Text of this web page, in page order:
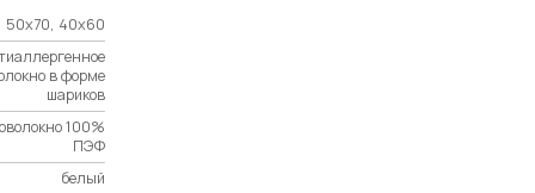
50х70, 40х60
в форме
шариков
100%
ПЭФ
белый